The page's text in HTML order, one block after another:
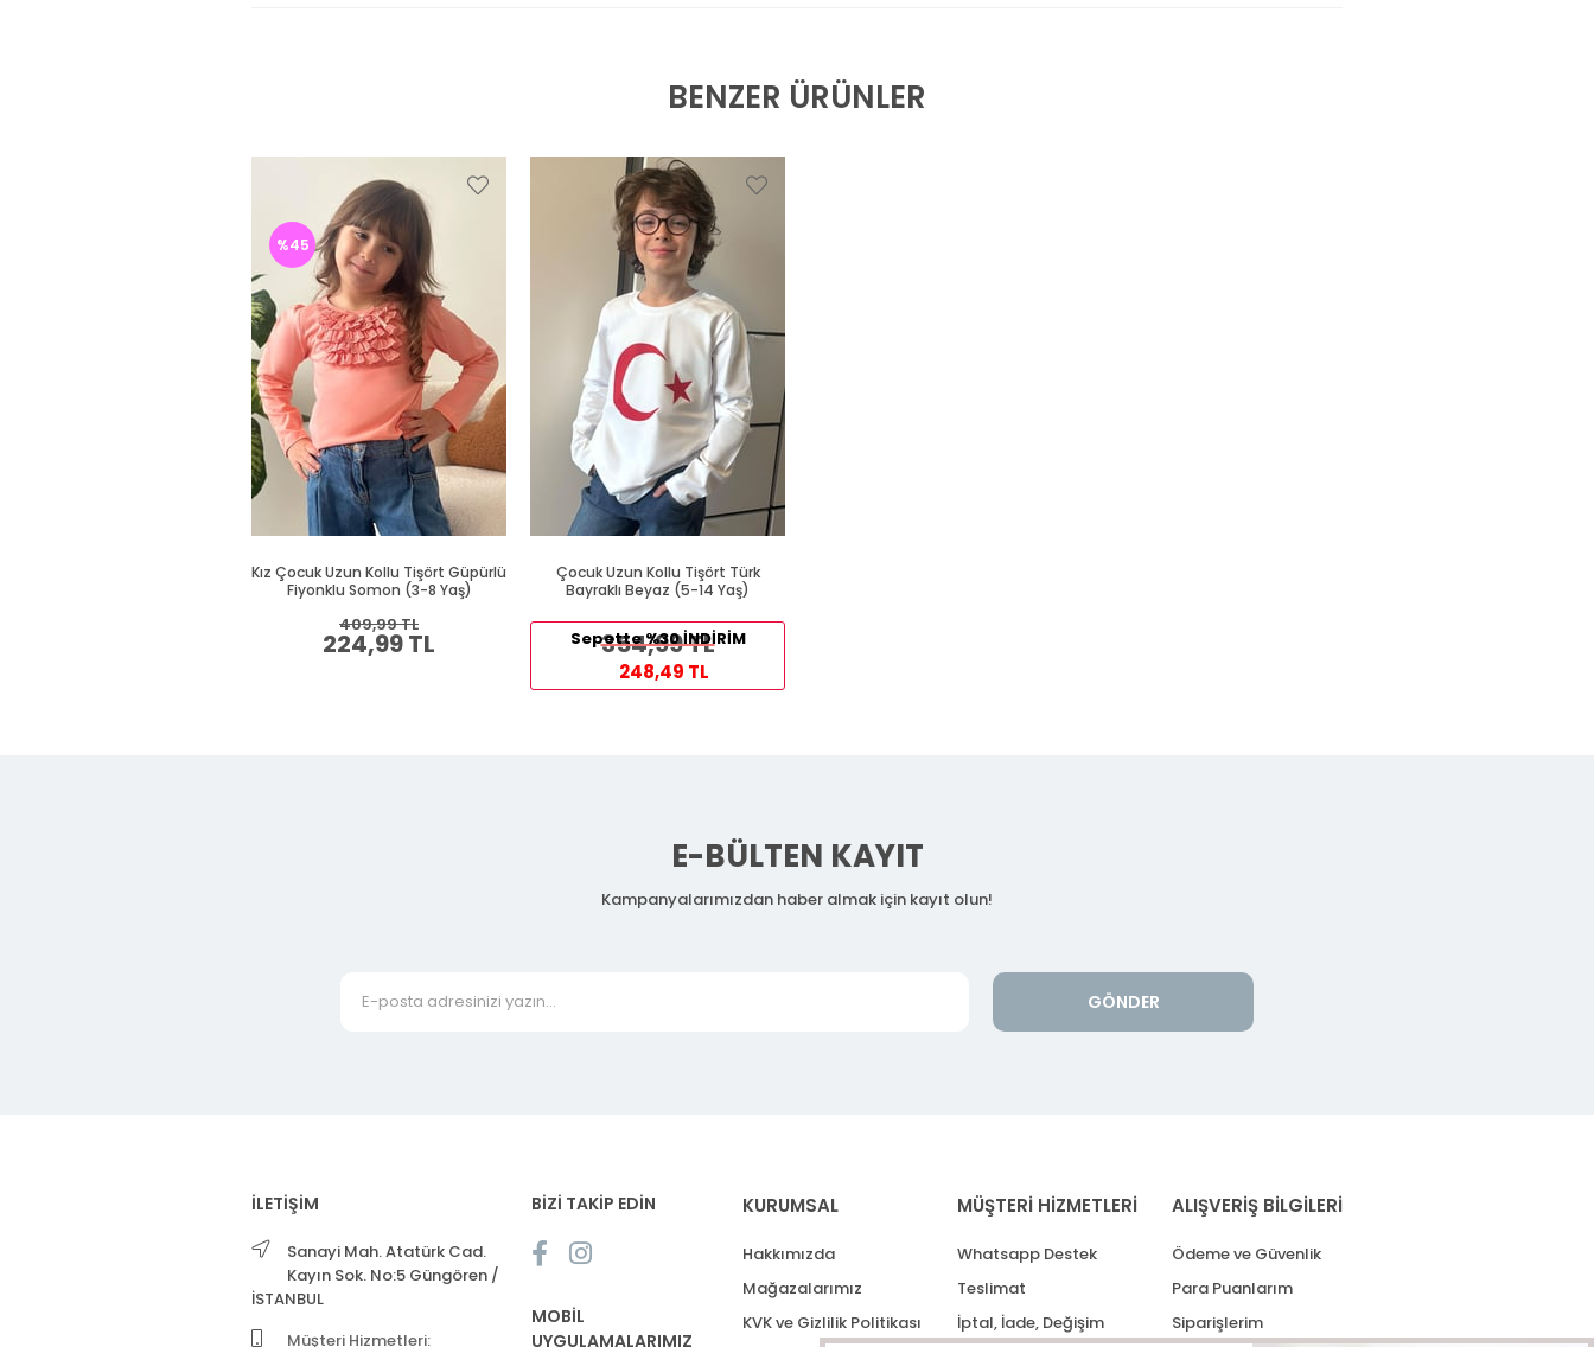
BENZER ÜRÜNLER
Kız Çocuk Uzun Kollu Tişört Güpürlü
Fiyonklu Somon (3-8 Yaş)
224,99 TL
409,99 TL
%45
Çocuk Uzun Kollu Tişört Türk
Bayraklı Beyaz (5-14 Yaş)
354,99 TL
Sepette %30 İNDİRİM
248,49 TL
E-BÜLTEN KAYIT
Kampanyalarımızdan haber almak için kayıt olun!
GÖNDER
İLETİŞİM
Sanayi Mah. Atatürk Cad.
Kayın Sok. No:5 Güngören /
İSTANBUL
Müşteri Hizmetleri:
BİZİ TAKİP EDİN
MOBİL
UYGULAMALARIMIZ
KURUMSAL
Hakkımızda
Mağazalarımız
KVK ve Gizlilik Politikası
MÜŞTERİ HİZMETLERİ
Whatsapp Destek
Teslimat
İptal, İade, Değişim
ALIŞVERİŞ BİLGİLERİ
Ödeme ve Güvenlik
Para Puanlarım
Siparişlerim